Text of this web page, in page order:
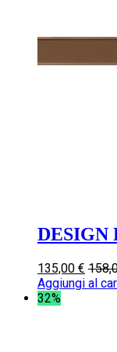
DESIGN
135,00 €
Aggiungi al
32%